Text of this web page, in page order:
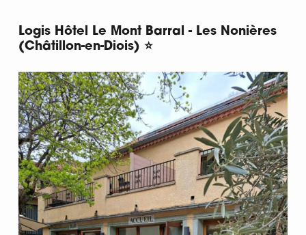
Logis Hôtel Le Mont Barral - Les Nonières
(Châtillon-en-Diois) ⭐